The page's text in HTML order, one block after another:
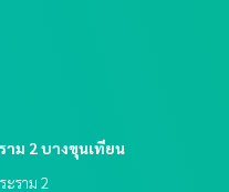
าม 2 บางขุนเทียน
ราม 2